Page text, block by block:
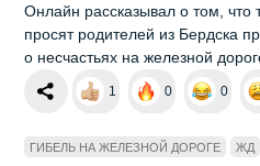
Онлайн рассказывал о том, что
просят родителей из Бердска
о несчастьях на железной
1 0 0
ГИБЕЛЬ НА ЖЕЛЕЗНОЙ ДОРОГЕ ЖД